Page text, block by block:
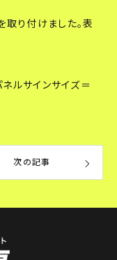
り付けました。表
ルサインサイズ＝
次の記事